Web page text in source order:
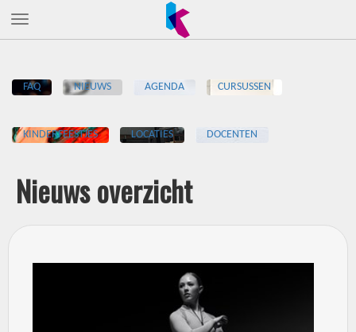
FAQ NIEUWS AGENDA CURSUSSEN
KINDERFEESTJES LOCATIES DOCENTEN
Nieuws overzicht